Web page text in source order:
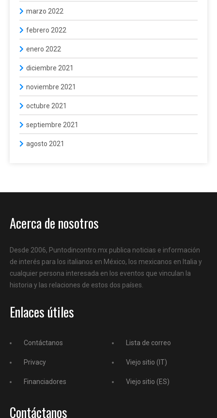
marzo 2022
febrero 2022
enero 2022
diciembre 2021
noviembre 2021
octubre 2021
septiembre 2021
agosto 2021
Acerca de nosotros
Desde 2006, Puntodincontro.mx publica noticias e información
de interés para los italianos en México, los mexicanos en Italia y
cualquier persona interesada en los eventos que vinculan la
historia y las relaciones de estos dos países.
Enlaces útiles
Contáctanos
Privacy
Financiadores
Lista de correo
Viejo sitio (IT)
Viejo sitio (ES)
Contáctanos